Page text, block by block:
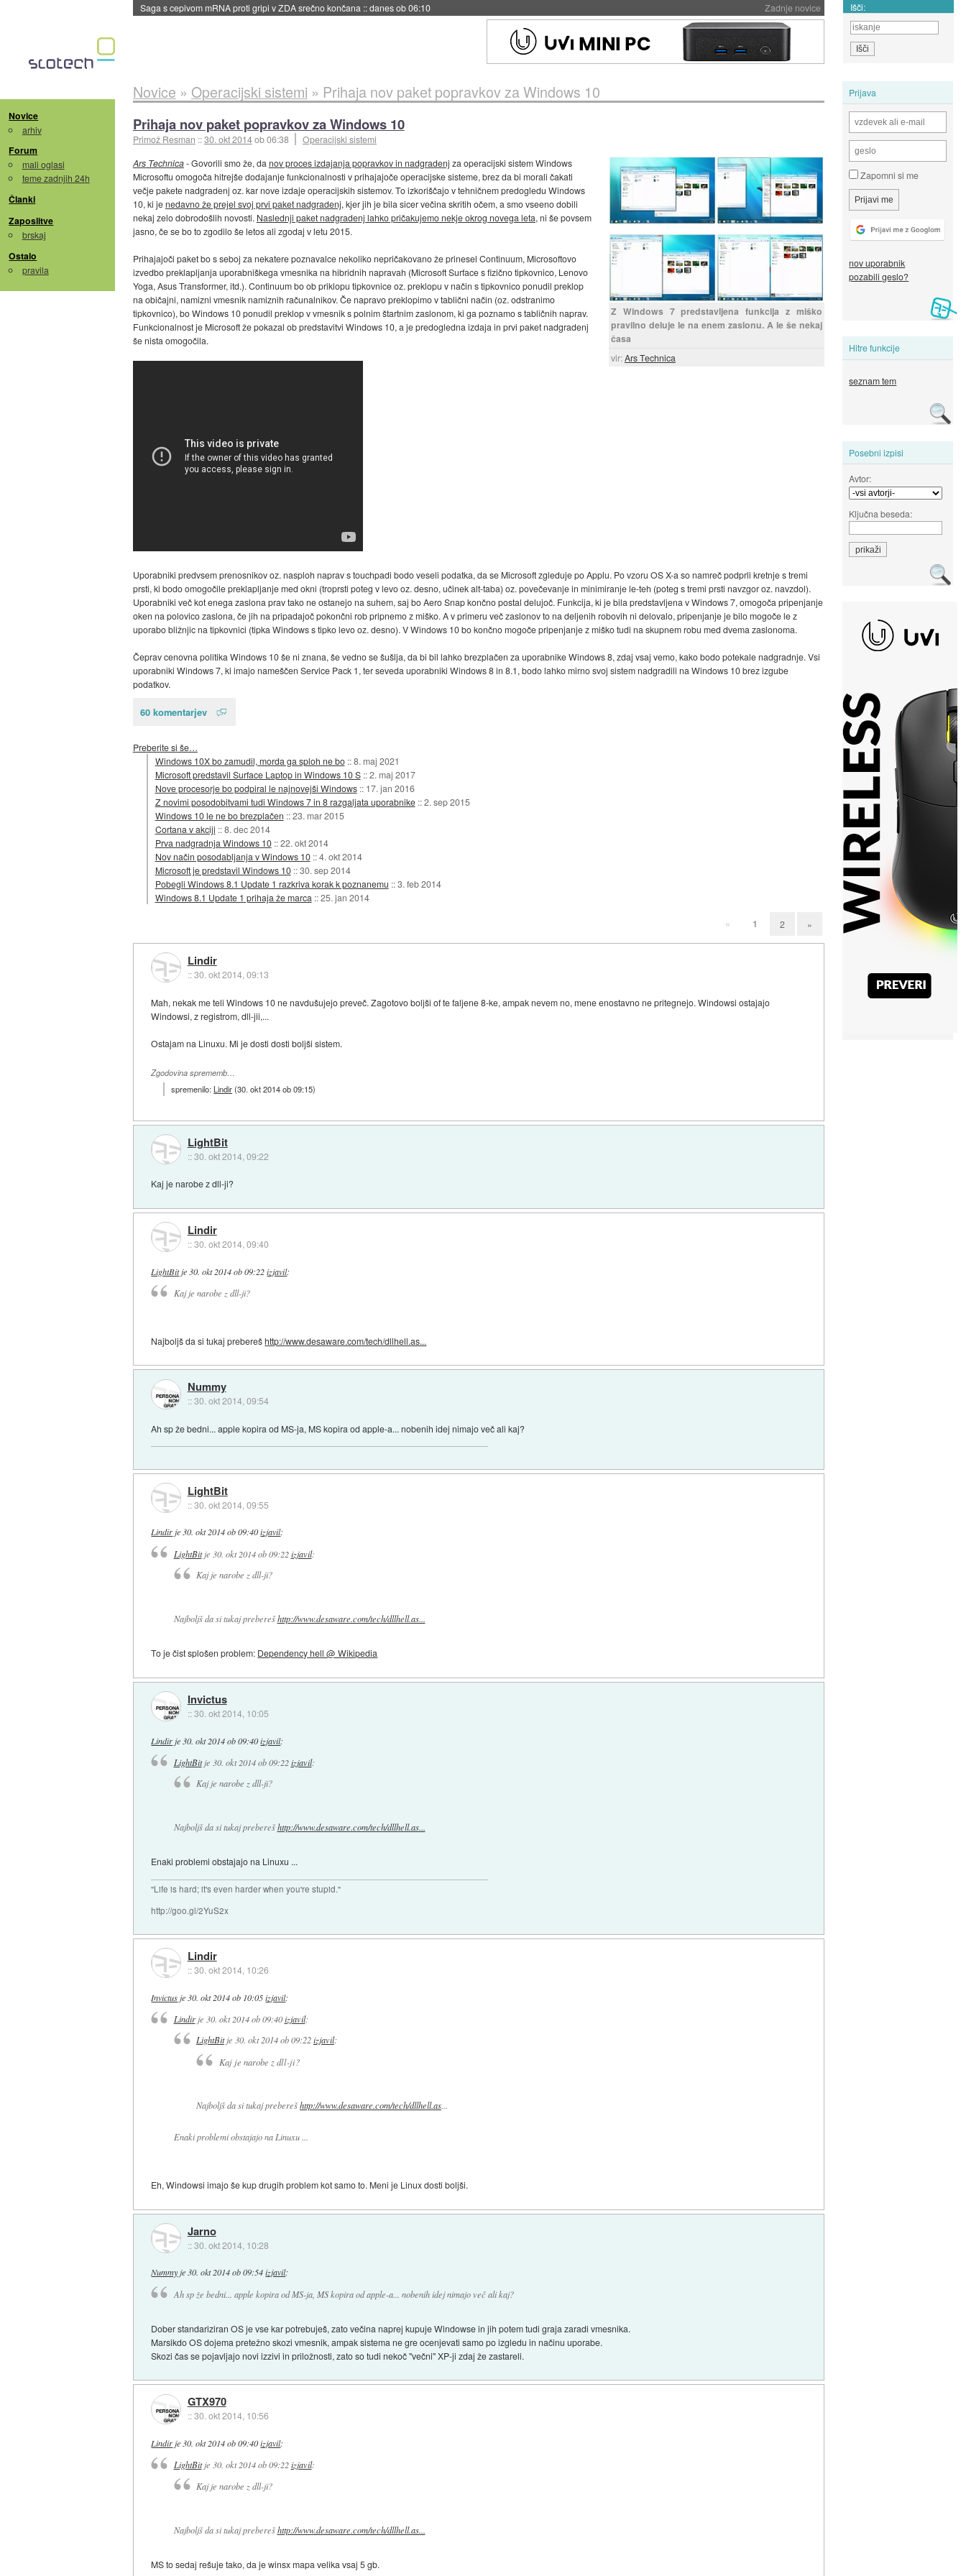
Zadnje novice
BMW v vozilih začel predvajati reklame::danes ob 06:09 Išči:
Novice
arhiv
Forum
mali oglasi
teme zadnjih 24h
Članki
Zaposlitve
brskaj
Ostalo
pravila
Prijava
Zapomni si me
nov uporabnik
pozabili geslo?
Hitre funkcije
seznam tem
Posebni izpisi
Avtor:
Ključna beseda:
Novice » Operacijski sistemi » Prihaja nov paket popravkov za Windows 10
Prihaja nov paket popravkov za Windows 10
Primož Resman ::30. okt 2014ob 06:38 Operacijski sistemi
Z Windows 7 predstavljena funkcija z miško
pravilno deluje le na enem zaslonu. A le še nekaj
časa
vir:Ars Technica
Ars Technica- Govorili smo že, da nov proces izdajanja popravkov in nadgradenj za operacijski sistem Windows
Microsoftu omogoča hitrejše dodajanje funkcionalnosti v prihajajoče operacijske sisteme, brez da bi morali čakati
večje pakete nadgradenj oz. kar nove izdaje operacijskih sistemov. To izkoriščajo v tehničnem predogledu Windows
10, ki jenedavno že prejel svoj prvi paket nadgradenj, kjer jih je bila sicer večina skritih očem, a smo vseeno dobili
nekaj zelo dobrodošlih novosti. Naslednji paket nadgradenj lahko pričakujemo nekje okrog novega leta, ni še povsem
jasno, če se bo to zgodilo še letos ali zgodaj v letu 2015.
Prihajajoči paket bo s seboj za nekatere poznavalce nekoliko nepričakovano že prinesel Continuum, Microsoftovo
izvedbo preklapljanja uporabniškega vmesnika na hibridnih napravah (Microsoft Surface s fizično tipkovnico, Lenovo
Yoga, Asus Transformer, itd.). Continuum bo ob priklopu tipkovnice oz. preklopu v način s tipkovnico ponudil preklop
na običajni, namizni vmesnik namiznih računalnikov. Če napravo preklopimo v tablični način (oz. odstranimo
tipkovnico), bo Windows 10 ponudil preklop v vmesnik s polnim štartnim zaslonom, ki ga poznamo s tabličnih naprav.
Funkcionalnost je Microsoft že pokazal ob predstavitvi Windows 10, a je predogledna izdaja in prvi paket nadgradenj
še nista omogočila.
Uporabniki predvsem prenosnikov oz. nasploh naprav s touchpadi bodo veseli podatka, da se Microsoft zgleduje po Applu. Po vzoru OS X-a so namreč podprli kretnje s tremi
prsti, ki bodo omogočile preklapljanje med okni (troprsti poteg v levo oz. desno, učinek alt-taba) oz. povečevanje in minimiranje le-teh (poteg s tremi prsti navzgor oz. navzdol).
Uporabniki več kot enega zaslona prav tako ne ostanejo na suhem, saj bo Aero Snap končno postal delujoč. Funkcija, ki je bila predstavljena v Windows 7, omogoča pripenjanje
oken na polovico zaslona, če jih na pripadajoč pokončni rob pripnemo z miško. A v primeru več zaslonov to na deljenih robovih ni delovalo, pripenjanje je bilo mogoče le z
uporabo bližnjic na tipkovnici (tipka Windows s tipko levo oz. desno). V Windows 10 bo končno mogoče pripenjanje z miško tudi na skupnem robu med dvema zaslonoma.
Čeprav cenovna politika Windows 10 še ni znana, še vedno se šušlja, da bi bil lahko brezplačen za uporabnike Windows 8, zdaj vsaj vemo, kako bodo potekale nadgradnje. Vsi
uporabniki Windows 7, ki imajo nameščen Service Pack 1, ter seveda uporabniki Windows 8 in 8.1, bodo lahko mirno svoj sistem nadgradili na Windows 10 brez izgube
podatkov.
60 komentarjev
Preberite si še…
Windows 10X bo zamudil, morda ga sploh ne bo ::8. maj 2021
Microsoft predstavil Surface Laptop in Windows 10 S ::2. maj 2017
Nove procesorje bo podpiral le najnovejši Windows :: 17. jan 2016
Z novimi posodobitvami tudi Windows 7 in 8 razgaljata uporabnike ::2. sep 2015
Windows 10 le ne bo brezplačen ::23. mar 2015
Cortana v akciji ::8. dec 2014
Prva nadgradnja Windows 10 ::22. okt 2014
Nov način posodabljanja v Windows 10 ::4. okt 2014
Microsoft je predstavil Windows 10 ::30. sep 2014
Pobegli Windows 8.1 Update 1 razkriva korak k poznanemu ::3. feb 2014
Windows 8.1 Update 1 prihaja že marca ::25. jan 2014
« 1 2 »
Lindir
::30. okt 2014, 09:13
Mah, nekak me teli Windows 10 ne navdušujejo preveč. Zagotovo boljši of te faljene 8-ke, ampak nevem no, mene enostavno ne pritegnejo. Windowsi ostajajo
Windowsi, z registrom, dll-jii,...
Ostajam na Linuxu. Mi je dosti dosti boljši sistem.
Zgodovina sprememb…
spremenilo:Lindir(30. okt 2014 ob 09:15)
LightBit
::30. okt 2014, 09:22
Kaj je narobe z dll-ji?
Lindir
::30. okt 2014, 09:40
LightBitje 30. okt 2014 ob 09:22 izjavil:
Kaj je narobe z dll-ji?
Najboljš da si tukaj preberešhttp://www.desaware.com/tech/dllhell.as...
Nummy
::30. okt 2014, 09:54
Ah sp že bedni... apple kopira od MS-ja, MS kopira od apple-a... nobenih idej nimajo več ali kaj?
LightBit
::30. okt 2014, 09:55
Lindirje30. okt 2014 ob 09:40 izjavil:
LightBitje 30. okt 2014 ob 09:22 izjavil:
Kaj je narobe z dll-ji?
Najboljš da si tukaj preberešhttp://www.desaware.com/tech/dllhell.as...
To je čist splošen problem: Dependency hell @ Wikipedia
Invictus
::30. okt 2014, 10:05
Lindir je 30. okt 2014 ob 09:40 izjavil:
LightBitje 30. okt 2014 ob 09:22 izjavil:
Kaj je narobe z dll-ji?
Najboljš da si tukaj preberešhttp://www.desaware.com/tech/dllhell.as...
Enaki problemi obstajajo na Linuxu ...
"Life is hard; it's even harder when you're stupid."
http://goo.gl/2YuS2x
Lindir
::30. okt 2014, 10:26
Invictus je 30. okt 2014 ob 10:05 izjavil:
Lindirje 30. okt 2014 ob 09:40 izjavil:
LightBitje 30. okt 2014 ob 09:22izjavil:
Kaj je narobe z dll-ji?
Najboljš da si tukaj preberešhttp://www.desaware.com/tech/dllhell.as...
Enaki problemi obstajajo na Linuxu ...
Eh, Windowsi imajo še kup drugih problem kot samo to. Meni je Linux dosti boljši.
Jarno
::30. okt 2014, 10:28
Nummyje30. okt 2014 ob 09:54 izjavil:
Ah sp že bedni... apple kopira od MS-ja, MS kopira od apple-a... nobenih idej nimajo več ali kaj?
Dober standariziran OS je vse kar potrebuješ, zato večina naprej kupuje Windowse in jih potem tudi graja zaradi vmesnika.
Marsikdo OS dojema pretežno skozi vmesnik, ampak sistema ne gre ocenjevati samo po izgledu in načinu uporabe.
Skozi čas se pojavljajo novi izzivi in priložnosti, zato so tudi nekoč "večni" XP-ji zdaj že zastareli.
GTX970
::30. okt 2014, 10:56
Lindir je 30. okt 2014 ob 09:40 izjavil:
LightBitje 30. okt 2014 ob 09:22 izjavil:
Kaj je narobe z dll-ji?
Najboljš da si tukaj preberešhttp://www.desaware.com/tech/dllhell.as...
MS to sedaj rešuje tako, da je winsx mapa velika vsaj 5 gb.